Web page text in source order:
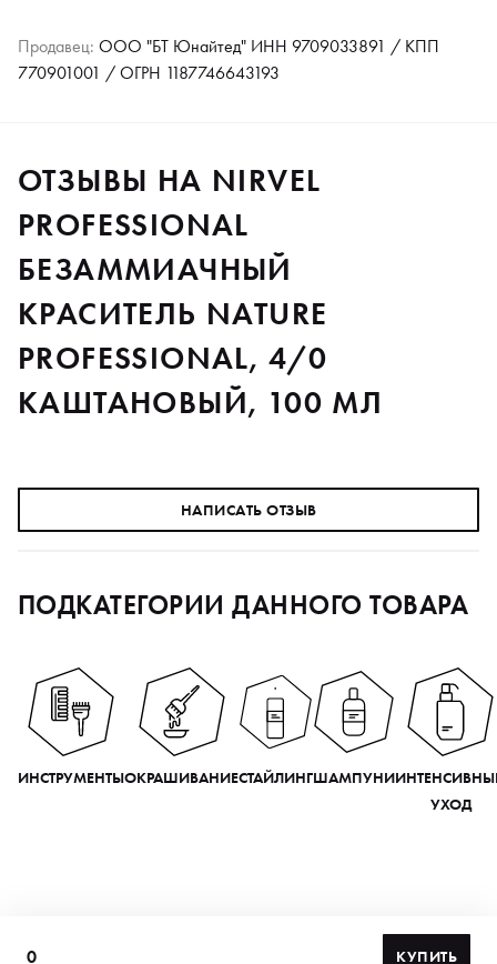
Продавец: ООО "БТ Юнайтед" ИНН 9709033891 / КПП
770901001 / ОГРН 1187746643193
ОТЗЫВЫ НА NIRVEL
PROFESSIONAL
БЕЗАММИАЧНЫЙ
КРАСИТЕЛЬ NATURE
PROFESSIONAL, 4/0
КАШТАНОВЫЙ, 100 МЛ
НАПИСАТЬ ОТЗЫВ
ПОДКАТЕГОРИИ ДАННОГО ТОВАРА
ИНСТРУМЕНТЫОКРАШИВАНИЕСТАЙЛИНГШАМПУНИ
УХОД
0 КУПИТЬ